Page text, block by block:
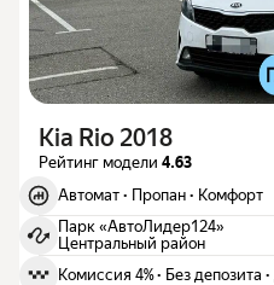
Kia Rio 2018
Рейтинг модели 4.63
Автомат · Пропан · Комфорт
Парк «АвтоЛидер124»
Центральный район
Комиссия 4%· Без депозита ·